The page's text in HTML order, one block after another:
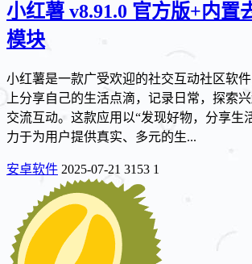
小红薯 v8.91.0 官方版+内置
模块
小红薯是一款广受欢迎的社交互动社区软
上分享自己的生活点滴，记录日常，探索
交流互动。这款应用以“发现好物，分享生
力于为用户提供真实、多元的生...
安卓软件 2025-07-21 3153 1